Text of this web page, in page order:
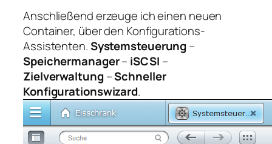
Anschließend erzeuge ich einen neuen
Container, über den Konfigurations-
Assistenten.Systemsteuerung –
Speichermanager– iSCSI –
Zielverwaltung –Schneller
Konfigurationswizard.